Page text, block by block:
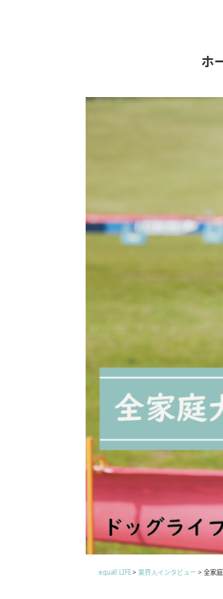
ホ
equall LIFE> 業界人インタビュー > 全家